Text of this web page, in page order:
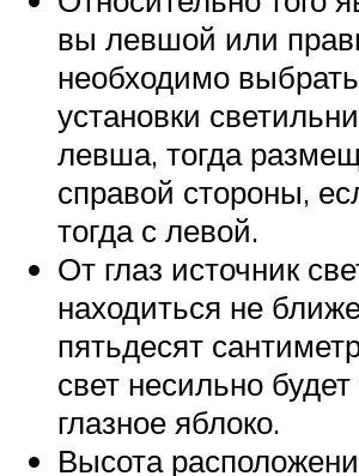
вы левшой или
необходимо
установки
левша, тогда
справой стороны,
тогда с левой.
От глаз источник
находиться не
пятьдесят
свет несильно будет
глазное яблоко.
Высота